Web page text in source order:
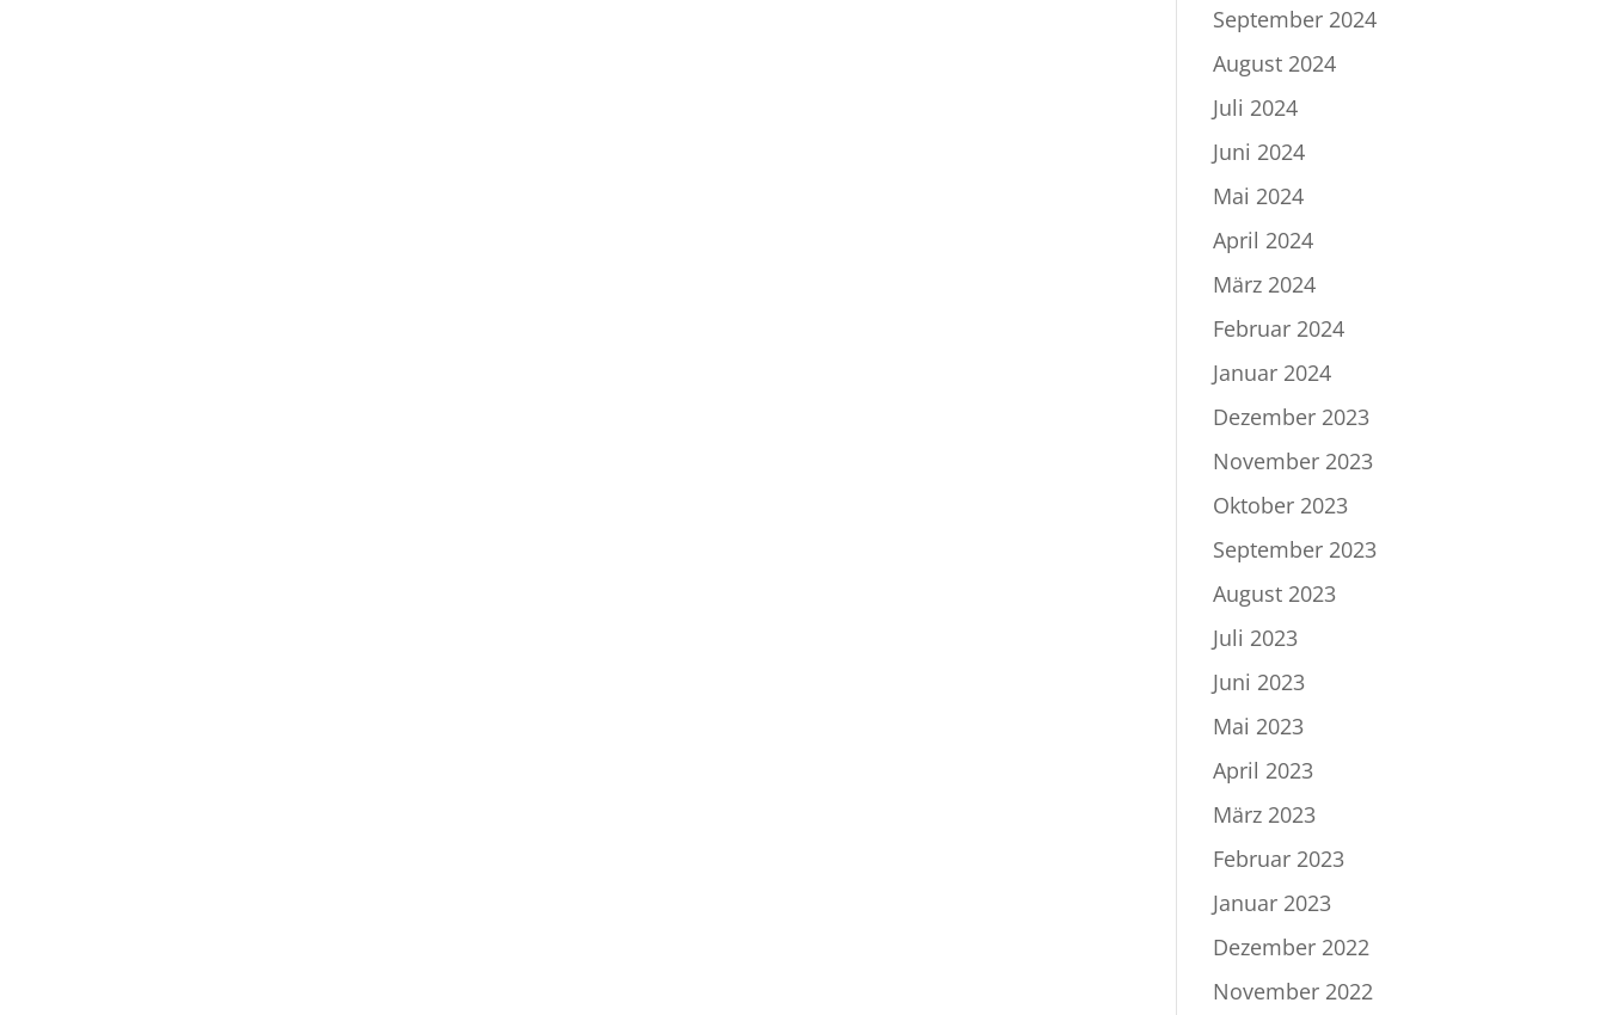
September 2024
August 2024
Juli 2024
Juni 2024
Mai 2024
April 2024
März 2024
Februar 2024
Januar 2024
Dezember 2023
November 2023
Oktober 2023
September 2023
August 2023
Juli 2023
Juni 2023
Mai 2023
April 2023
März 2023
Februar 2023
Januar 2023
Dezember 2022
November 2022